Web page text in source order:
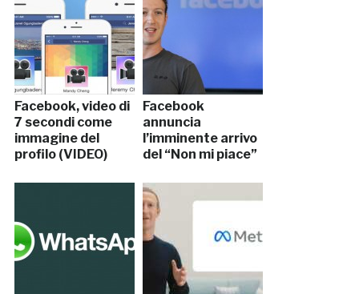
Facebook, video di
7 secondi come
immagine del
profilo (VIDEO)
Facebook
annuncia
l’imminente arrivo
del “Non mi piace”